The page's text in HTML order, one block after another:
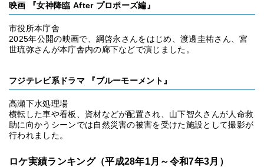
映画 『女神降臨 After プロポーズ編』
市役所本庁舎
2025年公開の映画で、綱啓永さんをはじめ、渡邊圭祐さん、宮
世琉弥さんが本庁舎内の廊下などで演じました。
フジテレビ系ドラマ 『ブルーモーメント』
高瀬下水処理場
横転した車や看板、資材などが配置され、山下智久さんが人命救
助に向かうシーンでは自然災害の被害を受けた施設として撮影が
行われました。
ロケ実績ランキング（平成28年1月～令和7年3月）